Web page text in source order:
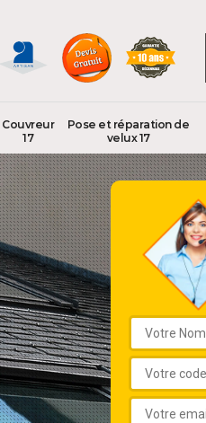
Couvreur
17
Pose et réparation de
velux 17